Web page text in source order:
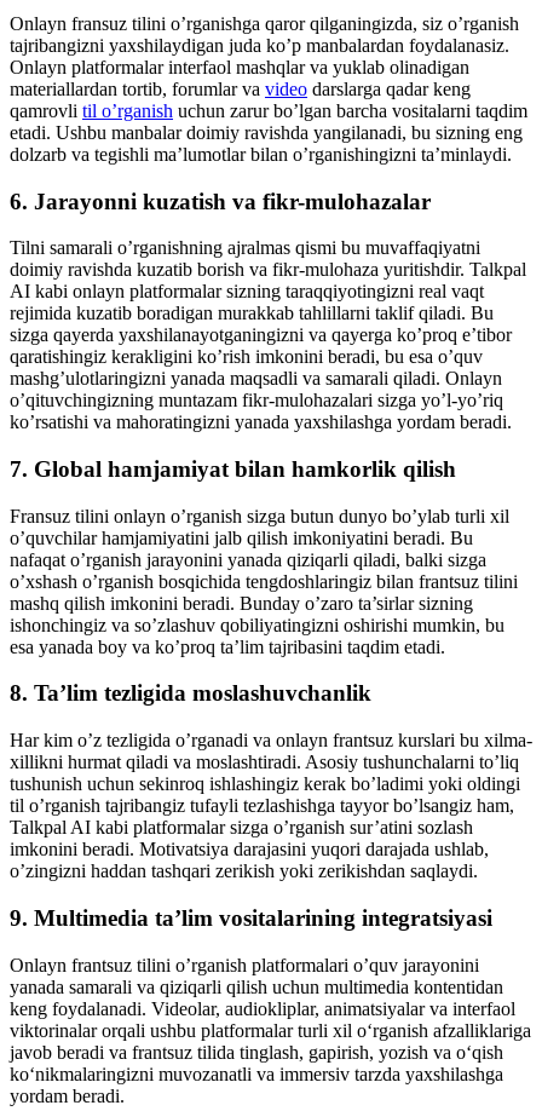
Onlayn fransuz tilini o’rganishga qaror qilganingizda, siz o’rganish
tajribangizni yaxshilaydigan juda ko’p manbalardan foydalanasiz.
Onlayn platformalar interfaol mashqlar va yuklab olinadigan
materiallardan tortib, forumlar va video darslarga qadar keng
qamrovli til o’rganish uchun zarur bo’lgan barcha vositalarni taqdim
etadi. Ushbu manbalar doimiy ravishda yangilanadi, bu sizning eng
dolzarb va tegishli ma’lumotlar bilan o’rganishingizni ta’minlaydi.
6. Jarayonni kuzatish va fikr-mulohazalar
Tilni samarali o’rganishning ajralmas qismi bu muvaffaqiyatni
doimiy ravishda kuzatib borish va fikr-mulohaza yuritishdir. Talkpal
AI kabi onlayn platformalar sizning taraqqiyotingizni real vaqt
rejimida kuzatib boradigan murakkab tahlillarni taklif qiladi. Bu
sizga qayerda yaxshilanayotganingizni va qayerga ko’proq e’tibor
qaratishingiz kerakligini ko’rish imkonini beradi, bu esa o’quv
mashg’ulotlaringizni yanada maqsadli va samarali qiladi. Onlayn
o’qituvchingizning muntazam fikr-mulohazalari sizga yo’l-yo’riq
ko’rsatishi va mahoratingizni yanada yaxshilashga yordam beradi.
7. Global hamjamiyat bilan hamkorlik qilish
Fransuz tilini onlayn o’rganish sizga butun dunyo bo’ylab turli xil
o’quvchilar hamjamiyatini jalb qilish imkoniyatini beradi. Bu
nafaqat o’rganish jarayonini yanada qiziqarli qiladi, balki sizga
o’xshash o’rganish bosqichida tengdoshlaringiz bilan frantsuz tilini
mashq qilish imkonini beradi. Bunday o’zaro ta’sirlar sizning
ishonchingiz va so’zlashuv qobiliyatingizni oshirishi mumkin, bu
esa yanada boy va ko’proq ta’lim tajribasini taqdim etadi.
8. Ta’lim tezligida moslashuvchanlik
Har kim o’z tezligida o’rganadi va onlayn frantsuz kurslari bu xilma-
xillikni hurmat qiladi va moslashtiradi. Asosiy tushunchalarni to’liq
tushunish uchun sekinroq ishlashingiz kerak bo’ladimi yoki oldingi
til o’rganish tajribangiz tufayli tezlashishga tayyor bo’lsangiz ham,
Talkpal AI kabi platformalar sizga o’rganish sur’atini sozlash
imkonini beradi. Motivatsiya darajasini yuqori darajada ushlab,
o’zingizni haddan tashqari zerikish yoki zerikishdan saqlaydi.
9. Multimedia ta’lim vositalarining integratsiyasi
Onlayn frantsuz tilini o’rganish platformalari o’quv jarayonini
yanada samarali va qiziqarli qilish uchun multimedia kontentidan
keng foydalanadi. Videolar, audiokliplar, animatsiyalar va interfaol
viktorinalar orqali ushbu platformalar turli xil o‘rganish afzalliklariga
javob beradi va frantsuz tilida tinglash, gapirish, yozish va o‘qish
ko‘nikmalaringizni muvozanatli va immersiv tarzda yaxshilashga
yordam beradi.